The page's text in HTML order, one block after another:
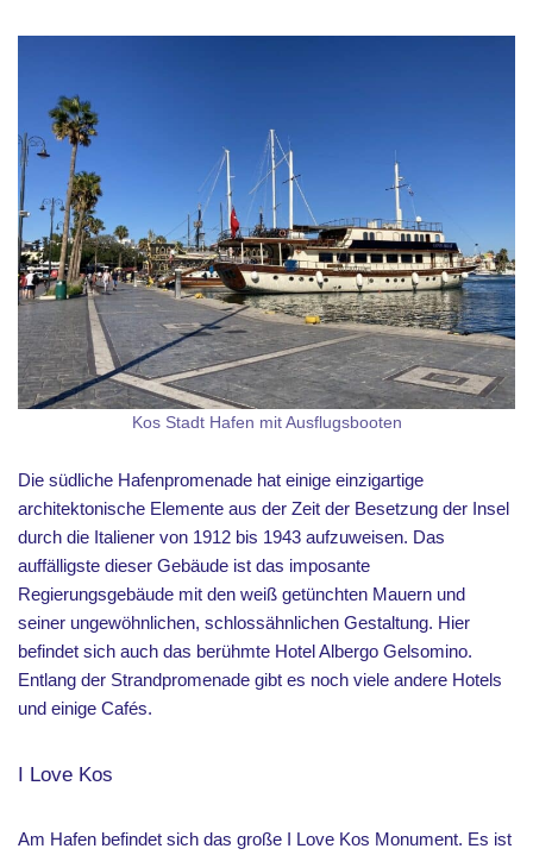
Kos Stadt Hafen mit Ausflugsbooten
Die südliche Hafenpromenade hat einige einzigartige
architektonische Elemente aus der Zeit der Besetzung der Insel
durch die Italiener von 1912 bis 1943 aufzuweisen. Das
auffälligste dieser Gebäude ist das imposante
Regierungsgebäude mit den weiß getünchten Mauern und
seiner ungewöhnlichen, schlossähnlichen Gestaltung. Hier
befindet sich auch das berühmte Hotel Albergo Gelsomino.
Entlang der Strandpromenade gibt es noch viele andere Hotels
und einige Cafés.
I Love Kos
Am Hafen befindet sich das große I Love Kos Monument. Es ist